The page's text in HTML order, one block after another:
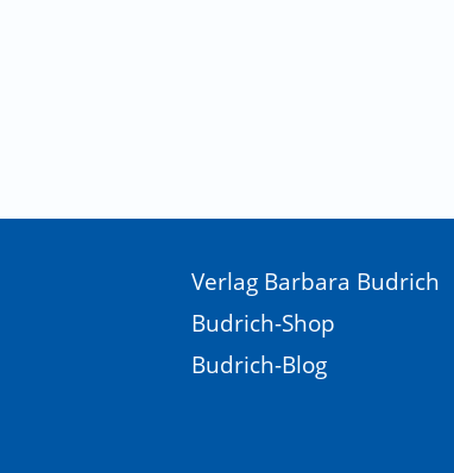
Verlag Barbara Budrich
Budrich-Shop
Budrich-Blog